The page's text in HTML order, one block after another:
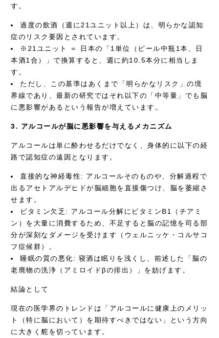
す。
過度の飲酒（週に21ユニット以上）は、明らかな認知
症のリスク要因とされています。
※21ユニット ＝ 日本の「1単位（ビール中瓶1本、日
本酒1合）」で換算すると、週に約10.5本分に相当しま
す。
ただし、この基準はあくまで「明らかなリスク」の境
界線であり、最新の研究ではそれ以下の「中等量」でも脳
に悪影響があるという報告が増えています。
3. アルコールが脳に悪影響を与えるメカニズム
アルコールは単に酔わせるだけでなく、身体的に以下の経
路で認知症の遠因となります。
直接的な神経毒性: アルコールそのものや、分解過程で
出るアセトアルデヒドが脳細胞を直接傷つけ、脳を萎縮さ
せます。
ビタミン欠乏: アルコール分解にビタミンB1（チアミ
ン）を大量に消費するため、不足すると脳の記憶を司る部
分が深刻なダメージを受けます（ウェルニッケ・コルサコ
フ症候群）。
睡眠の質の悪化: 寝酒は眠りを浅くし、前述した「脳の
老廃物の洗浄（アミロイドβの排出）」を妨げます。
結論として
現在の医学界のトレンドは「アルコールに健康上のメリッ
ト（特に脳において）を期待すべきではない」という方向
に大きく舵を切っています。